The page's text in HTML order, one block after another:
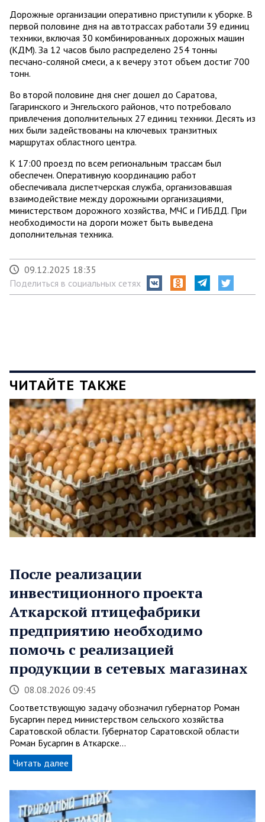
Дорожные организации оперативно приступили к уборке. В
первой половине дня на автотрассах работали 39 единиц
техники, включая 30 комбинированных дорожных машин
(КДМ). За 12 часов было распределено 254 тонны
песчано-соляной смеси, а к вечеру этот объем достиг 700
тонн.
Во второй половине дня снег дошел до Саратова,
Гагаринского и Энгельского районов, что потребовало
привлечения дополнительных 27 единиц техники. Десять из
них были задействованы на ключевых транзитных
маршрутах областного центра.
К 17:00 проезд по всем региональным трассам был
обеспечен. Оперативную координацию работ
обеспечивала диспетчерская служба, организовавшая
взаимодействие между дорожными организациями,
министерством дорожного хозяйства, МЧС и ГИБДД. При
необходимости на дороги может быть выведена
дополнительная техника.
09.12.2025 18:35
Поделиться в социальных сетях
ЧИТАЙТЕ ТАКЖЕ
После реализации
инвестиционного проекта
Аткарской птицефабрики
предприятию необходимо
помочь с реализацией
продукции в сетевых магазинах
08.08.2026 09:45
Соответствующую задачу обозначил губернатор Роман
Бусаргин перед министерством сельского хозяйства
Саратовской области. Губернатор Саратовской области
Роман Бусаргин в Аткарске…
Читать далее